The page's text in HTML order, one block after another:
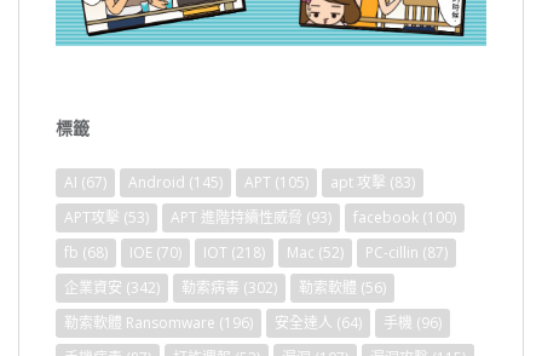
標籤
AI (67) Android (145) APT (105) apt 攻擊 (83)
APT攻擊 (53) APT 進階持續性威脅 (93) facebook (100)
fb (68) IOE (70) IOT (218) Mac (52) PC-cillin (87)
企業資安 (342) 勒索病毒 (302) 勒索軟體 (56)
勒索軟體 Ransomware (196) 安全達人 (64) 手機 (96)